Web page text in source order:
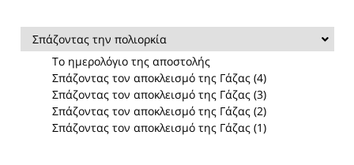
Σπάζοντας την πολιορκία
Το ημερολόγιο της αποστολής
Σπάζοντας τον αποκλεισμό της Γάζας (4)
Σπάζοντας τον αποκλεισμό της Γάζας (3)
Σπάζοντας τον αποκλεισμό της Γάζας (2)
Σπάζοντας τον αποκλεισμό της Γάζας (1)